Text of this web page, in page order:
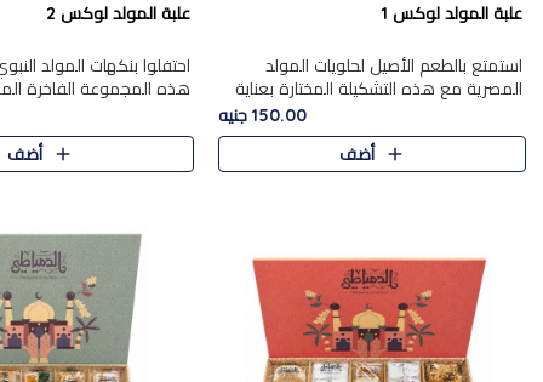
علبة المولد لوكس 1
استمتع بالطعم الأصيل لحلويات المولد
المصرية مع هذه التشكيلة المختارة بعناية
من 9 قطع. تتضمن التشكيلة جوزرية مع
فول،ملبان سادة، ملبان
150.00 جنيه
أضف
علبة المولد لوكس 2
احتفلوا بنكهات المولد
قطعة، والتي تم اختيارها
تشكيلة واسعة من الحلويات
المفضلة. تشمل المجموعة
أضف